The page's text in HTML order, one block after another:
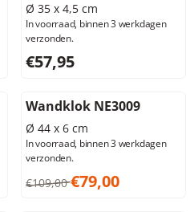
btw: 41,28
Ø 35 x 4,5 cm
In voorraad, binnen 3 werkdagen
verzonden.
Prijs: 57,95, exclusief btw:
€57,95
Wandklok NE3009
Ø 44 x 6 cm
In voorraad, binnen 3 werkdagen
verzonden.
Van 109,00 voor 79,00,
€109,00€79,00